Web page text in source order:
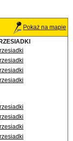
Pokaż na mapie